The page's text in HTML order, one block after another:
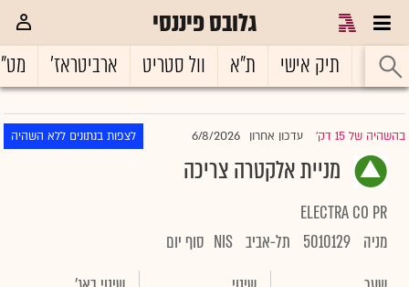
גלובס פיננסי
ראשי תיק אישי ת"א וול סטריט ארביטראז'
בהשהיה של 15 דק' |עדכון אחרון 6/8/2026 לצפות בנתונים ללא השהיה
מניית אלקטרה צריכה
ELECTRA CO PR
מניה 5010129 תל-אביב NIS סוף יום